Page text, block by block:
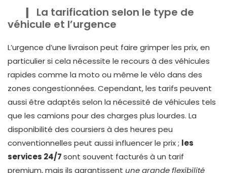
La tarification selon le type de
véhicule et l’urgence
L’urgence d’une livraison peut faire grimper les prix, en
particulier si cela nécessite le recours à des véhicules
rapides comme la moto ou même le vélo dans des
zones congestionnées. Cependant, les tarifs peuvent
aussi être adaptés selon la nécessité de véhicules tels
que les camions pour des charges plus lourdes. La
disponibilité des coursiers à des heures peu
conventionnelles peut aussi influencer le prix ; les
services 24/7sont souvent facturés à un tarif
premium, mais ils garantissent une grande flexibilité